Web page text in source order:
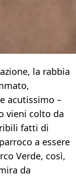
la rabbia
acutissimo –
vieni colto da
fatti di
a essere
Verde, così,
da